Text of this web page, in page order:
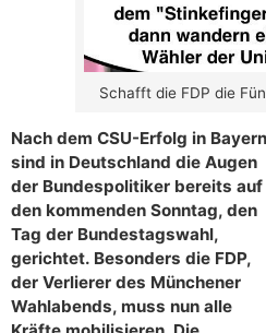
Schafft die FDP die
Nach dem CSU-Erfolg in Bayern
sind in Deutschland die Augen
der Bundespolitiker bereits auf
den kommenden Sonntag, den
Tag der Bundestagswahl,
gerichtet. Besonders die FDP,
der Verlierer des Münchener
Wahlabends, muss nun alle